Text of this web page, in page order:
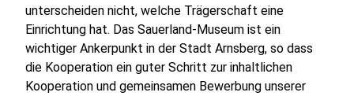
unterscheiden nicht, welche Trägerschaft eine
Einrichtung hat. Das Sauerland-Museum ist ein
wichtiger Ankerpunkt in der Stadt Arnsberg, so dass
die Kooperation ein guter Schritt zur inhaltlichen
Kooperation und gemeinsamen Bewerbung unserer